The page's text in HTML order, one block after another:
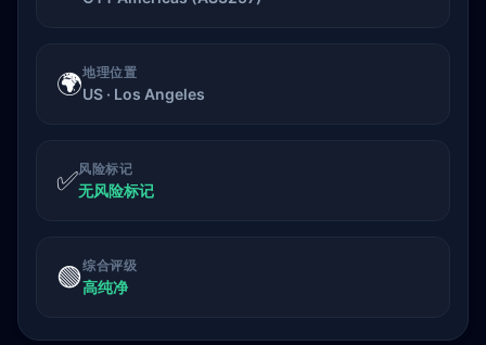
🌍地理位置
US · Los Angeles
✅风险标记
无风险标记
🟢综合评级
高纯净